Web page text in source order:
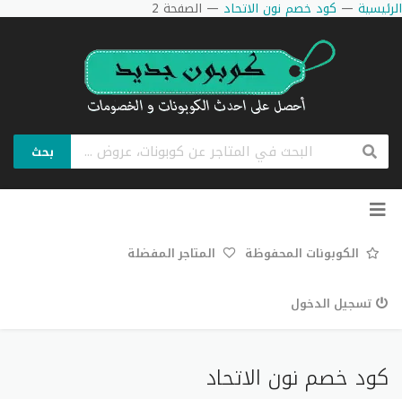
الرئيسية — كود خصم نون الاتحاد — الصفحة 2
بحث
تخطي
الكوبونات المحفوظة المتاجر المفضلة
تسجيل الدخول
كود خصم نون الاتحاد